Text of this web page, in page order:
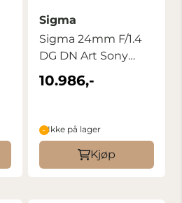
Sigma
Sigma 24mm F/1.4
DG DN Art Sony
E/FE
10.986,-
Ikke på lager
Kjøp